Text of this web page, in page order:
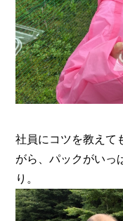
社員にコツを教えて
がら、パックがいっ
り。